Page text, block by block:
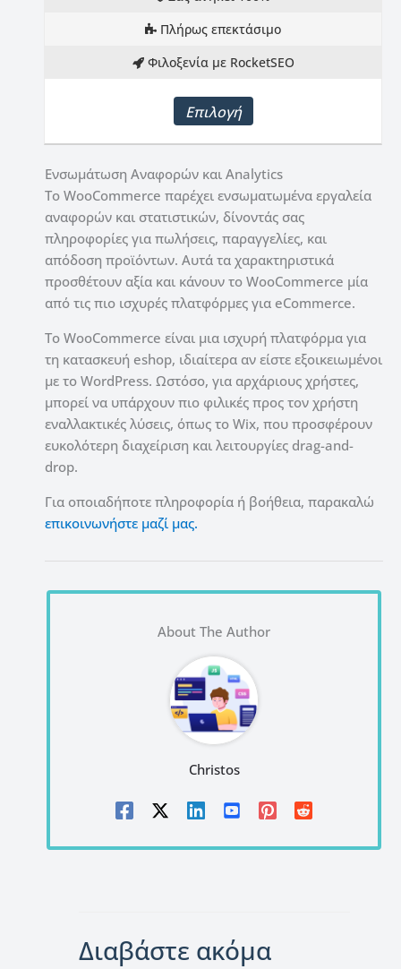
Πλήρως επεκτάσιμο
Φιλοξενία με RocketSEO
Επιλογή
Ενσωμάτωση Αναφορών και Analytics
Το WooCommerce παρέχει ενσωματωμένα εργαλεία
αναφορών και στατιστικών, δίνοντάς σας
πληροφορίες για πωλήσεις, παραγγελίες, και
απόδοση προϊόντων. Αυτά τα χαρακτηριστικά
προσθέτουν αξία και κάνουν το WooCommerce μία
από τις πιο ισχυρές πλατφόρμες για eCommerce.
Το WooCommerce είναι μια ισχυρή πλατφόρμα για
τη κατασκευή eshop, ιδιαίτερα αν είστε εξοικειωμένοι
με το WordPress. Ωστόσο, για αρχάριους χρήστες,
μπορεί να υπάρχουν πιο φιλικές προς τον χρήστη
εναλλακτικές λύσεις, όπως το Wix, που προσφέρουν
ευκολότερη διαχείριση και λειτουργίες drag-and-
drop.
Για οποιαδήποτε πληροφορία ή βοήθεια, παρακαλώ
επικοινωνήστε μαζί μας.
About The Author
Christos
Διαβάστε ακόμα